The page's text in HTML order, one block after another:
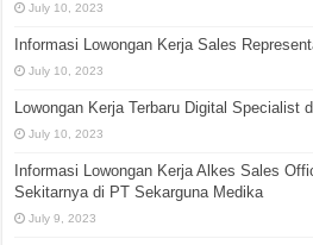
July 10, 2023
Informasi Lowongan Kerja Sales
July 10, 2023
Lowongan Kerja Terbaru Digital Specialist
July 10, 2023
Informasi Lowongan Kerja Alkes Sales
Sekitarnya di PT Sekarguna Medika
July 9, 2023